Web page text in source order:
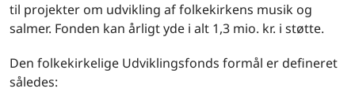
til projekter om udvikling af folkekirkens musik og
salmer. Fonden kan årligt yde i alt 1,3 mio. kr. i støtte.
Den folkekirkelige Udviklingsfonds formål er defineret
således: